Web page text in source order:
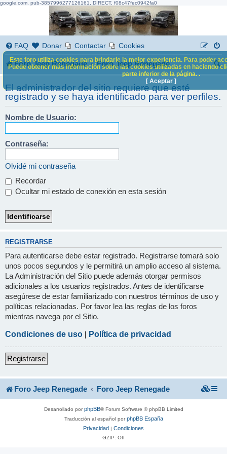
google.com, pub-3857996277126161, DIRECT, f08c47fec0942fa0
FAQ Donar Contactar Cookies
Foro Jeep Renegade Foro Jeep Renegade
B
s
c
El administrador del sitio requiere que esté
registrado y se haya identificado para ver perfiles.
Nombre de Usuario:
Contraseña:
Olvidé mi contraseña
Recordar
Ocultar mi estado de conexión en esta sesión
REGISTRARSE
Para autenticarse debe estar registrado. Registrarse tomará solo
unos pocos segundos y le permitirá un amplio acceso al sistema.
La Administración del Sitio puede además otorgar permisos
adicionales a los usuarios registrados. Antes de identificarse
asegúrese de estar familiarizado con nuestros términos de uso y
políticas relacionadas. Por favor lea las reglas de los foros
mientras navega por el Sitio.
Condiciones de uso | Política de privacidad
Registrarse
Este foro utiliza cookies para brindarle la mejor experiencia. Para poder
Puede obtener más información sobre las cookies utilizadas en haciendo
parte inferior de la página. .
[ Aceptar ]
Foro Jeep Renegade Foro Jeep Renegade
Desarrollado porphpBB® Forum Software © phpBB Limited
Traducción al español porphpBB España
Privacidad | Condiciones
GZIP: Off